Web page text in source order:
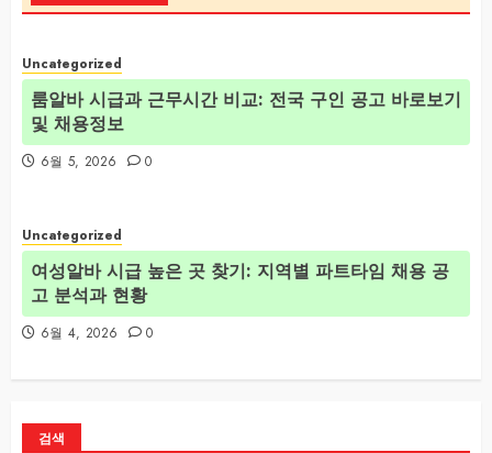
Uncategorized
룸알바 시급과 근무시간 비교: 전국 구인 공고 바로보기
및 채용정보
6월 5, 2026 0
Uncategorized
여성알바 시급 높은 곳 찾기: 지역별 파트타임 채용 공
고 분석과 현황
6월 4, 2026 0
검색